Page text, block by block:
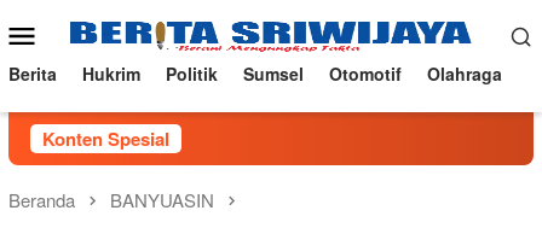
ke
konten
Menu
Mobile
Berita Hukrim Politik Sumsel Otomotif Olahraga
Konten Spesial
Beranda BANYUASIN